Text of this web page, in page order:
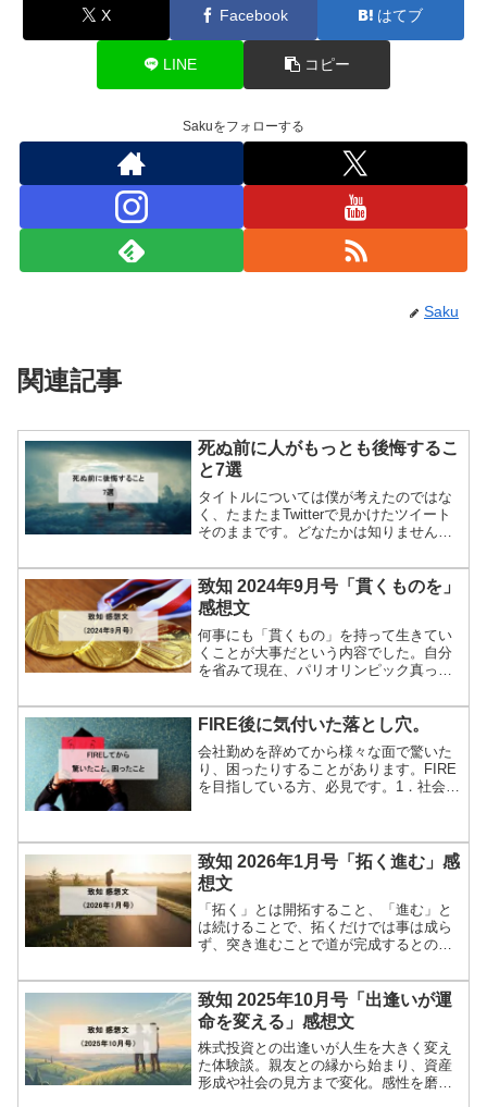
X Facebook はてブ
LINE コピー
Sakuをフォローする
Saku
関連記事
死ぬ前に人がもっとも後悔するこ
と7選
タイトルについては僕が考えたのではな
く、たまたまTwitterで見かけたツイート
そのままです。どなたかは知りません
ではないですが、自分自身を見直したく
なり少し考えてみました。1．目標に挑戦
もっと行動して目...
致知 2024年9月号「貫くものを」
感想文
何事にも「貫くもの」を持って生きてい
くことが大事だという内容でした。自分
を省みて現在、パリオリンピック真った
時間が夜中になってしまい寝不足の日々
が続いています。それでも見入ってしま
うのは、特別に好きな競技...
FIRE後に気付いた落とし穴。
会社勤めを辞めてから様々な面で驚いた
り、困ったりすることがあります。FIRE
を目指している方、必見です。1．社会保
に３割負担で済みますが、これは会社勤
めであれば自動的...
致知 2026年1月号「拓く進む」感
想文
「拓く」とは開拓すること、「進む」と
は続けることで、拓くだけでは事は成ら
ず、突き進むことで道が完成するとのこ
拓するのは不得意だと認識しています。
いわゆる「できる人」というのは、新し
いアイデアを提案できる人...
致知 2025年10月号「出逢いが運
命を変える」感想文
株式投資との出逢いが人生を大きく変え
た体験談。親友との縁から始まり、資産
形成や社会の見方まで変化。感性を磨